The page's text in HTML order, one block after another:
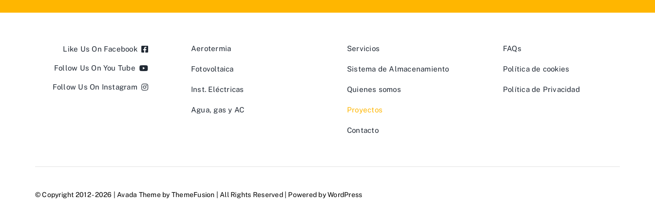
Like Us On Facebook
Follow Us On You Tube
Follow Us On Instagram
Aerotermia
Fotovoltaica
Inst. Eléctricas
Agua, gas y AC
Servicios
Sistema de Almacenamiento
Quienes somos
Proyectos
Contacto
FAQs
Política de cookies
Política de Privacidad
© Copyright 2012 - 2026 | Avada Theme by ThemeFusion | All Rights Reserved | Powered byWordPress